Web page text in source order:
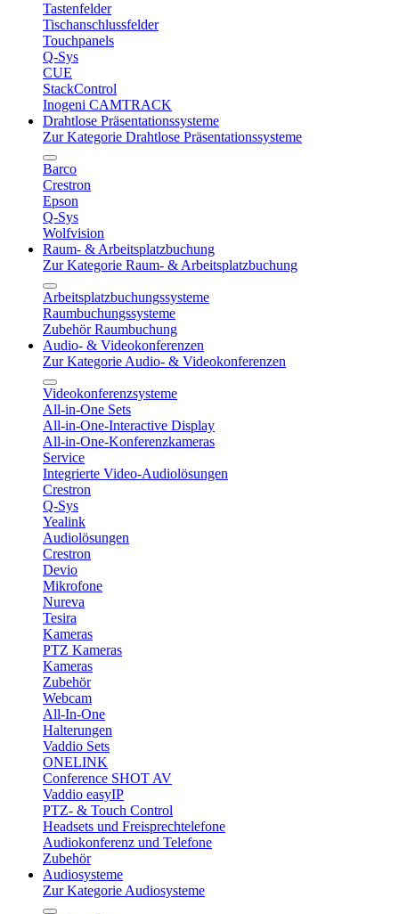
Tastenfelder
Tischanschlussfelder
Touchpanels
Q-Sys
CUE
StackControl
Inogeni CAMTRACK
Drahtlose Präsentationssysteme
Zur Kategorie Drahtlose Präsentationssysteme
Barco
Crestron
Epson
Q-Sys
Wolfvision
Raum- & Arbeitsplatzbuchung
Zur Kategorie Raum- & Arbeitsplatzbuchung
Arbeitsplatzbuchungssysteme
Raumbuchungssysteme
Zubehör Raumbuchung
Audio- & Videokonferenzen
Zur Kategorie Audio- & Videokonferenzen
Videokonferenzsysteme
All-in-One Sets
All-in-One-Interactive Display
All-in-One-Konferenzkameras
Service
Integrierte Video-Audiolösungen
Crestron
Q-Sys
Yealink
Audiolösungen
Crestron
Devio
Mikrofone
Nureva
Tesira
Kameras
PTZ Kameras
Kameras
Zubehör
Webcam
All-In-One
Halterungen
Vaddio Sets
ONELINK
Conference SHOT AV
Vaddio easyIP
PTZ- & Touch Control
Headsets und Freisprechtelefone
Audiokonferenz und Telefone
Zubehör
Audiosysteme
Zur Kategorie Audiosysteme